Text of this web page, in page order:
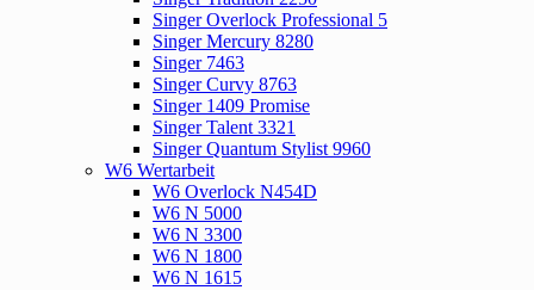
Singer Overlock Professional 5
Singer Mercury 8280
Singer 7463
Singer Curvy 8763
Singer 1409 Promise
Singer Talent 3321
Singer Quantum Stylist 9960
W6 Wertarbeit
W6 Overlock N454D
W6 N 5000
W6 N 3300
W6 N 1800
W6 N 1615